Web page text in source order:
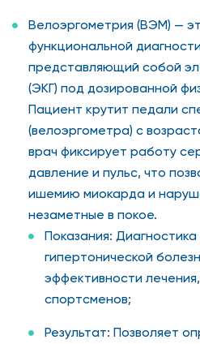
Велоэргометрия (ВЭМ) —
функциональной
представляющий собой
(ЭКГ) под дозированной
Пациент крутит педали
(велоэргометра) с
врач фиксирует работу
давление и пульс, что
ишемию миокарда и
незаметные в покое.
Показания:
гипертонической
эффективности
спортсменов;
Результат: Позволяет